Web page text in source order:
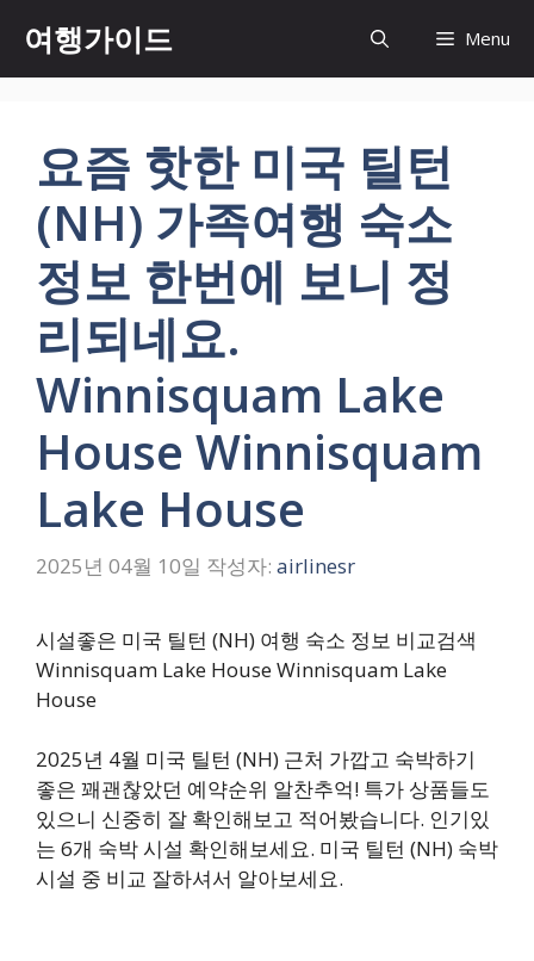
츠
여행가이드 Menu
요즘 핫한 미국 틸턴
(NH) 가족여행 숙소
정보 한번에 보니 정
리되네요.
Winnisquam Lake
House Winnisquam
Lake House
2025년 04월 10일 작성자: airlinesr
시설좋은 미국 틸턴 (NH) 여행 숙소 정보 비교검색
Winnisquam Lake House Winnisquam Lake
House
2025년 4월 미국 틸턴 (NH) 근처 가깝고 숙박하기
좋은 꽤괜찮았던 예약순위 알찬추억! 특가 상품들도
있으니 신중히 잘 확인해보고 적어봤습니다. 인기있
는 6개 숙박 시설 확인해보세요. 미국 틸턴 (NH) 숙박
시설 중 비교 잘하셔서 알아보세요.